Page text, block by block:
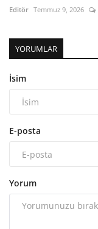
Editör Temmuz 9, 2026
YORUMLAR
İsim
E-posta
Yorum